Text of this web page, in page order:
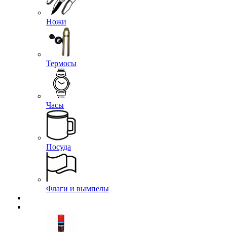
Ножи
Термосы
Часы
Посуда
Флаги и вымпелы